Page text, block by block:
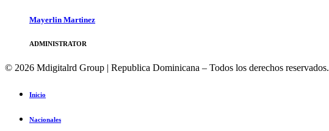
Mayerlin Martinez
ADMINISTRATOR
© 2026 Mdigitalrd Group | Republica Dominicana – Todos los derechos reservados.
Inicio
Nacionales